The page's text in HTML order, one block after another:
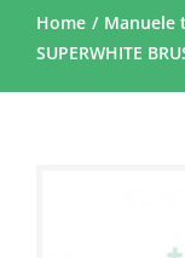
Home
Manuele
SUPERWHITE